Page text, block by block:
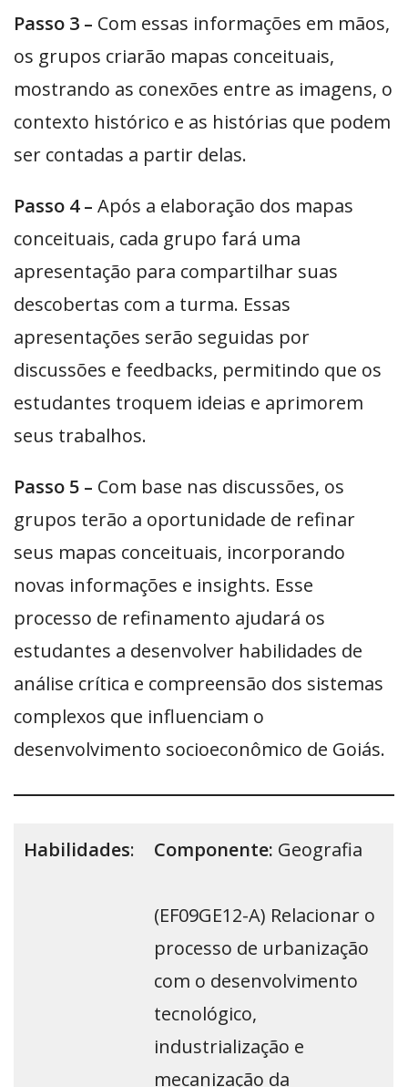
Passo 3 – Com essas informações em mãos,
os grupos criarão mapas conceituais,
mostrando as conexões entre as imagens, o
contexto histórico e as histórias que podem
ser contadas a partir delas.
Passo 4 – Após a elaboração dos mapas
conceituais, cada grupo fará uma
apresentação para compartilhar suas
descobertas com a turma. Essas
apresentações serão seguidas por
discussões e feedbacks, permitindo que os
estudantes troquem ideias e aprimorem
seus trabalhos.
Passo 5 – Com base nas discussões, os
grupos terão a oportunidade de refinar
seus mapas conceituais, incorporando
novas informações e insights. Esse
processo de refinamento ajudará os
estudantes a desenvolver habilidades de
análise crítica e compreensão dos sistemas
complexos que influenciam o
desenvolvimento socioeconômico de Goiás.
Habilidades: Componente: Geografia
(EF09GE12-A) Relacionar o
processo de urbanização
com o desenvolvimento
tecnológico,
industrialização e
mecanização da